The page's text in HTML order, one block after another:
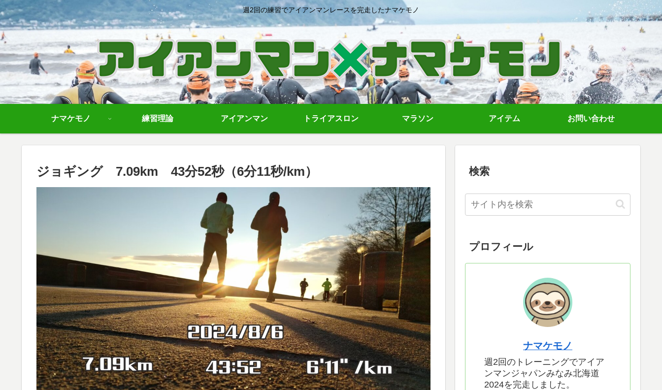
週2回の練習でアイアンマンレースを完走したナマケモノ
ナマケモノ 練習理論 アイアンマン トライアスロン マラソン アイテム お問い合わせ
ジョギング 7.09km 43分52秒（6分11秒/km） 検索
プロフィール
ナマケモノ
週2回のトレーニングでアイア
ンマンジャパンみなみ北海道
2024を完走しました。